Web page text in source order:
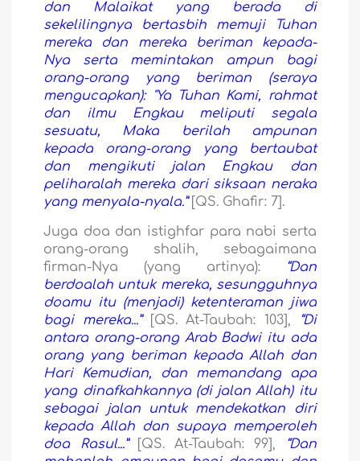
dan Malaikat yang berada di
sekelilingnya bertasbih memuji Tuhan
mereka dan mereka beriman kepada-
Nya serta memintakan ampun bagi
orang-orang yang beriman (seraya
mengucapkan): "Ya Tuhan Kami, rahmat
dan ilmu Engkau meliputi segala
sesuatu, Maka berilah ampunan
kepada orang-orang yang bertaubat
dan mengikuti jalan Engkau dan
peliharalah mereka dari siksaan neraka
yang menyala-nyala.”[QS. Ghafir: 7].
Juga doa dan istighfar para nabi serta
orang-orang shalih, sebagaimana
firman-Nya (yang artinya):
“Dan
berdoalah untuk mereka, sesungguhnya
doamu itu (menjadi) ketenteraman jiwa
bagi mereka...”[QS. At-Taubah: 103],
“Di
antara orang-orang Arab Badwi itu ada
orang yang beriman kepada Allah dan
Hari Kemudian, dan memandang apa
yang dinafkahkannya (di jalan Allah) itu
sebagai jalan untuk mendekatkan diri
kepada Allah dan supaya memperoleh
doa Rasul...”[QS. At-Taubah: 99],
“Dan